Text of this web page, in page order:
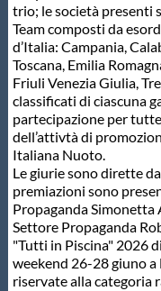
Area Legislativa
Protezione Civile
Qualità
Sostenibilità
Privacy
trio; le società presenti
Team composti da
d’Italia: Campania,
Toscana, Emilia
Friuli Venezia Giulia,
classificati di ciascuna
partecipazione per
dell’attivtà di
Italiana Nuoto.
Le giurie sono dirette
premiazioni sono
Propaganda
Settore Propaganda
"Tutti in Piscina" 2026
weekend 26-28 giuno a
riservate alla categoria